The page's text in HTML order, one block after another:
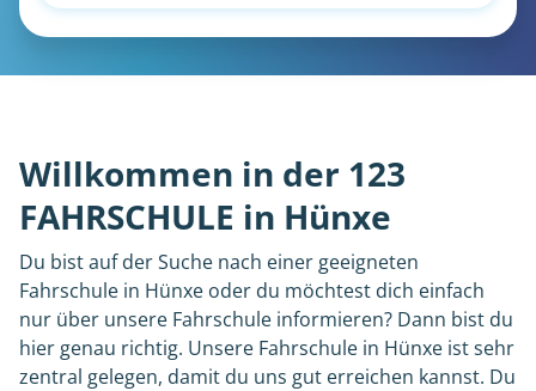
Willkommen in der 123
FAHRSCHULE in Hünxe
Du bist auf der Suche nach einer geeigneten
Fahrschule in Hünxe oder du möchtest dich einfach
nur über unsere Fahrschule informieren? Dann bist du
hier genau richtig. Unsere Fahrschule in Hünxe ist sehr
zentral gelegen, damit du uns gut erreichen kannst. Du